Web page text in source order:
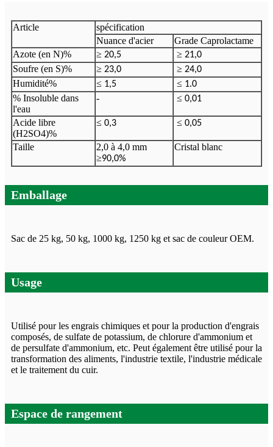
Article
spécification
Nuance d'acier
Grade Caprolactame
Azote (en N)%
≥ 20,5 ≥ 21,0
Soufre (en S)% ≥ 23,0 ≥ 24,0
Humidité% ≤ 1,5 ≤ 1.0
% Insoluble dans
l'eau
- ≤ 0,01
Acide libre
(H2SO4)%
≤ 0,3 ≤ 0,05
Taille
2,0 à 4,0 mm
≥90,0%
Cristal blanc
Emballage
Sac de 25 kg, 50 kg, 1000 kg, 1250 kg et sac de couleur OEM.
Usage
Utilisé pour les engrais chimiques et pour la production d'engrais
composés, de sulfate de potassium, de chlorure d'ammonium et
de persulfate d'ammonium, etc. Peut également être utilisé pour la
transformation des aliments, l'industrie textile, l'industrie médicale
et le traitement du cuir.
Espace de rangement